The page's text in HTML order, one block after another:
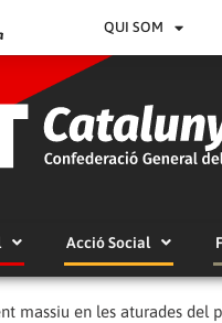
QUI SOM
Acció Social
massiu en les aturades del